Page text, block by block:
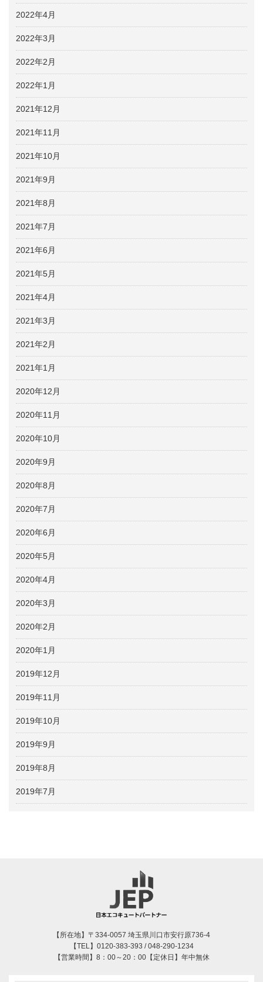
2022年4月
2022年3月
2022年2月
2022年1月
2021年12月
2021年11月
2021年10月
2021年9月
2021年8月
2021年7月
2021年6月
2021年5月
2021年4月
2021年3月
2021年2月
2021年1月
2020年12月
2020年11月
2020年10月
2020年9月
2020年8月
2020年7月
2020年6月
2020年5月
2020年4月
2020年3月
2020年2月
2020年1月
2019年12月
2019年11月
2019年10月
2019年9月
2019年8月
2019年7月
【所在地】〒334-0057 埼玉県川口市安行原736-4
【TEL】0120-383-393 / 048-290-1234
【営業時間】8：00～20：00【定休日】年中無休